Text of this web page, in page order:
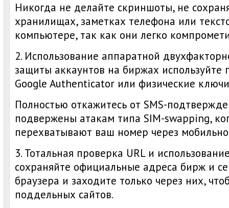
Никогда не делайте скриншоты, не
хранилищах, заметках телефона или
компьютере, так как они легко
2. Использование аппаратной
защиты аккаунтов на биржах используйте
Google Authenticator или физические
Полностью откажитесь от SMS-
подвержены атакам типа SIM-swapping,
перехватывают ваш номер через
3. Тотальная проверка URL и
сохраняйте официальные адреса бирж и
браузера и заходите только через них,
поддельных сайтов.